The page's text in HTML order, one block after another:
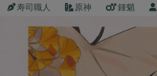
寿司職人 原神 鍾魈